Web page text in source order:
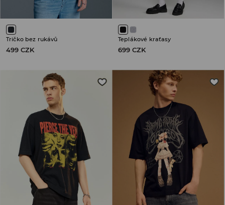
Tričko bez rukávů
499 CZK
Teplákové kraťasy
699 CZK